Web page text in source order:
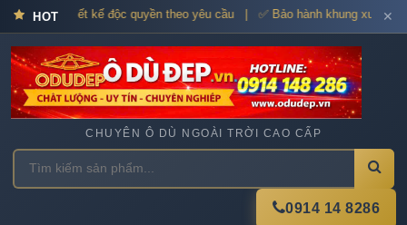
HOT
cao cấp – Thiết kế độc quyền theo yêu cầu | ✅ Bảo hành khung ✕
CHUYÊN Ô DÙ NGOÀI TRỜI CAO CẤP
0914 14 8286